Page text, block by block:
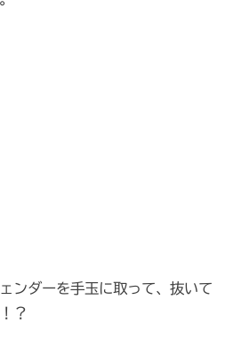
ンダーを手玉に取って、抜いて
？